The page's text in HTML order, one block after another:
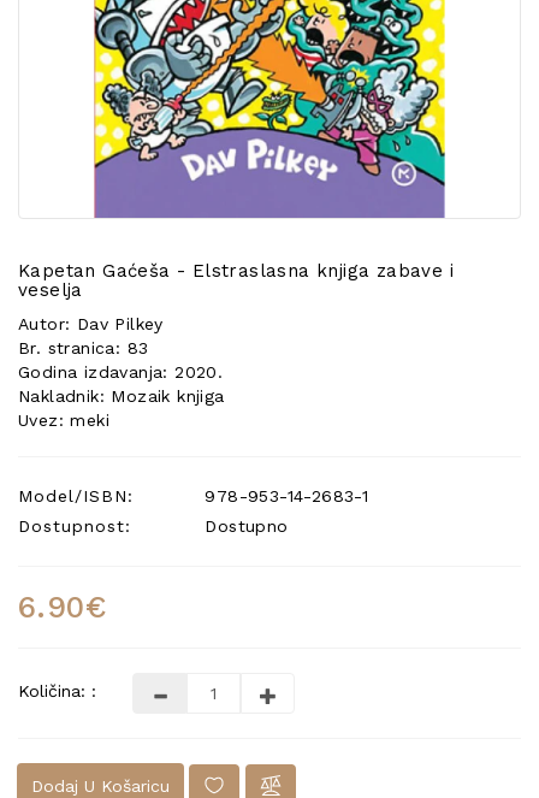
POSEBNA
PONUDA
Kapetan Gaćeša - Elstraslasna knjiga zabave i
veselja
Autor: Dav Pilkey
Br. stranica: 83
Godina izdavanja: 2020.
Nakladnik: Mozaik knjiga
Uvez: meki
Model/ISBN:
978-953-14-2683-1
Dostupnost:
Dostupno
6.90€
Količina: :
Dodaj U Košaricu